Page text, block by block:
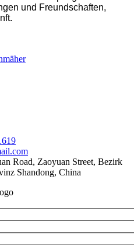
und Freundschaften,
Road, Zaoyuan Street, Bezirk
Shandong, China